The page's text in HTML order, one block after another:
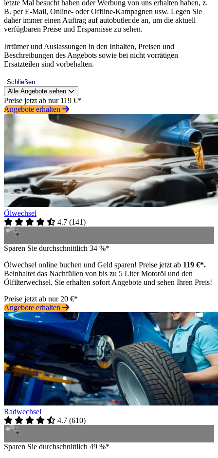
letzte Mal besucht haben oder Werbung von uns erhalten haben, z.
B. per E-Mail, Online- oder Offline-Kampagnen usw. Legen Sie
daher immer einen Auftrag auf autobutler.de an, um die aktuell
verfügbaren Preise und Ersparnisse zu sehen.
Irrtümer und Auslassungen in den Inhalten, Preisen und
Beschreibungen des Angebots sowie bei nicht vorrätigen
Ersatzteilen sind vorbehalten.
Schließen
Alle Angebote sehen
Preise jetzt ab nur 119 €*
Angebote erhalten
Ölwechsel
4.7 (141)
Sparen Sie durchschnittlich 34 %*
Ölwechsel online buchen und Geld sparen! Preise jetzt ab 119 €*.
Beinhaltet das Nachfüllen von bis zu 5 Liter Motoröl und den
Ölfilterwechsel. Sie erhalten sofort Angebote und sehen Ihren Preis!
Preise jetzt ab nur 20 €*
Angebote erhalten
Radwechsel
4.7 (610)
Sparen Sie durchschnittlich 49 %*